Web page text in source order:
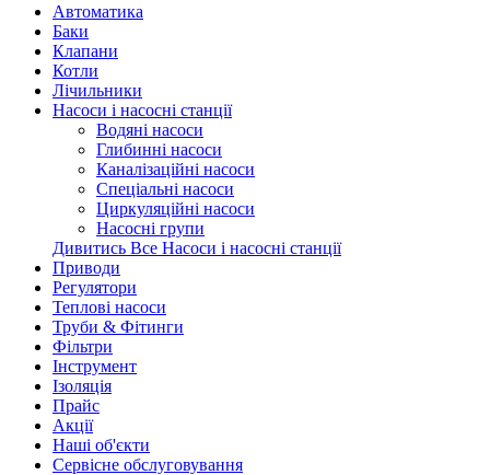
Автоматика
Баки
Клапани
Котли
Лічильники
Насоси і насосні станції
Водяні насоси
Глибинні насоси
Каналізаційні насоси
Спеціальні насоси
Циркуляційні насоси
Насосні групи
Дивитись Все Насоси і насосні станції
Приводи
Регулятори
Теплові насоси
Труби & Фітинги
Фільтри
Інструмент
Ізоляція
Прайс
Акції
Наші об'єкти
Сервісне обслуговування